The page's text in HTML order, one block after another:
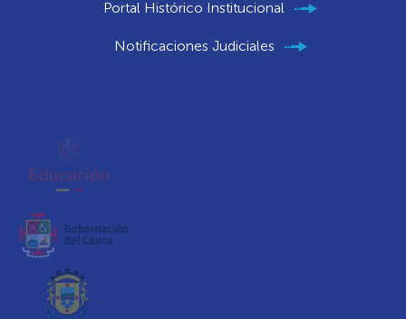
Portal Histórico Institucional
Notificaciones Judiciales